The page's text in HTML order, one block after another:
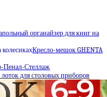
органайзер для книг на
Кресло-мешок GHENTA
Стеллаж
для столовых приборов